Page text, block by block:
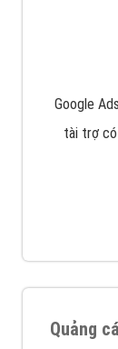
Google
tài trợ
Quảng